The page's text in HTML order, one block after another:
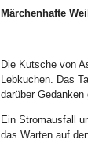
Märchenhafte
Die Kutsche von
Lebkuchen. Das
darüber
Ein Stromausfall
das Warten auf